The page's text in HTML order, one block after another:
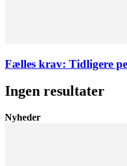
Fælles krav: Tidligere
Ingen resultater
Nyheder